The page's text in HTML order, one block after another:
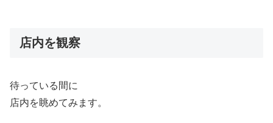
店内を観察
待っている間に
店内を眺めてみます。